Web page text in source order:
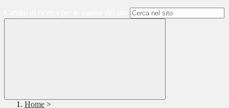
Home >